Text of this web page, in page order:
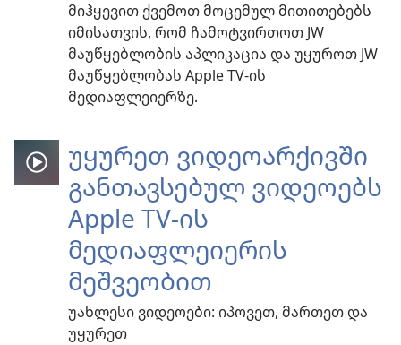
მიჰყევით ქვემოთ მოცემულ მითითებებს
იმისათვის, რომ ჩამოტვირთოთ JW
მაუწყებლობის აპლიკაცია და უყუროთ JW
მაუწყებლობას Apple TV-ის
მედიაფლეიერზე.
უყურეთ ვიდეოარქივში
განთავსებულ ვიდეოებს
Apple TV-ის
მედიაფლეიერის
მეშვეობით
უახლესი ვიდეოები: იპოვეთ, მართეთ და
უყურეთ